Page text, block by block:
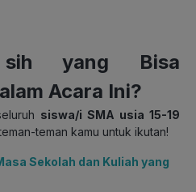
yang Bisa
Acara Ini?
siswa/i SMA usia 15-19
teman kamu untuk ikutan!
Sekolah dan Kuliah yang